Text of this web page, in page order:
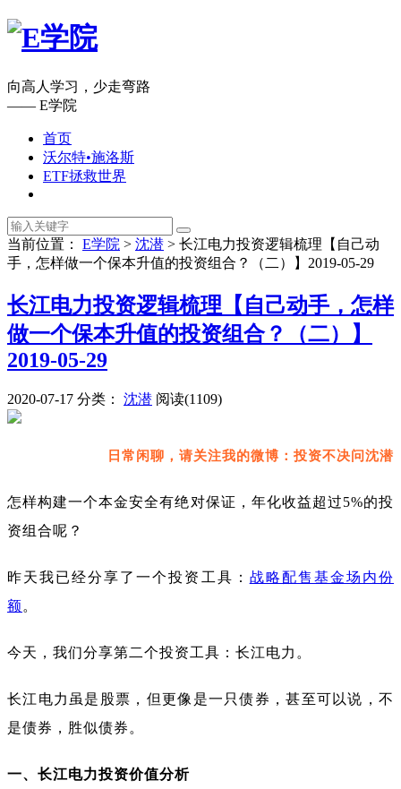
向高人学习，少走弯路
—— E学院
首页
沃尔特•施洛斯
ETF拯救世界
当前位置： E学院 > 沈潜 > 长江电力投资逻辑梳理【自己动
手，怎样做一个保本升值的投资组合？（二）】2019-05-29
长江电力投资逻辑梳理【自己动手，怎样
做一个保本升值的投资组合？（二）】
2019-05-29
2020-07-17 分类： 沈潜 阅读(1109)
日常闲聊，请关注我的微博：投资不决问沈潜
怎样构建一个本金安全有绝对保证，年化收益超过5%的投
资组合呢？
昨天我已经分享了一个投资工具： 战略配售基金场内份
额。
今天，我们分享第二个投资工具：长江电力。
长江电力虽是股票，但更像是一只债券，甚至可以说，不
是债券，胜似债券。
一、长江电力投资价值分析